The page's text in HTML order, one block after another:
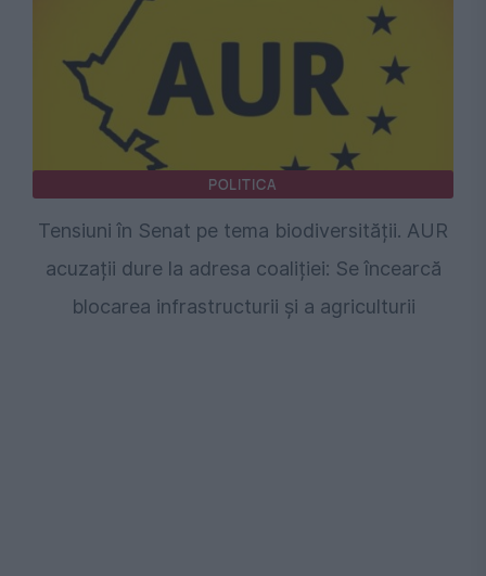
POLITICA
Tensiuni în Senat pe tema biodiversității. AUR
acuzații dure la adresa coaliției: Se încearcă
blocarea infrastructurii și a agriculturii